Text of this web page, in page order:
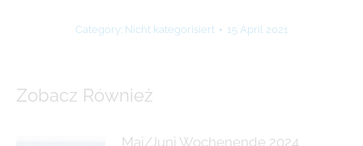
Category: Nicht kategorisiert 15 April 2021
Zobacz Również
Mai/Juni Wochenende 2024